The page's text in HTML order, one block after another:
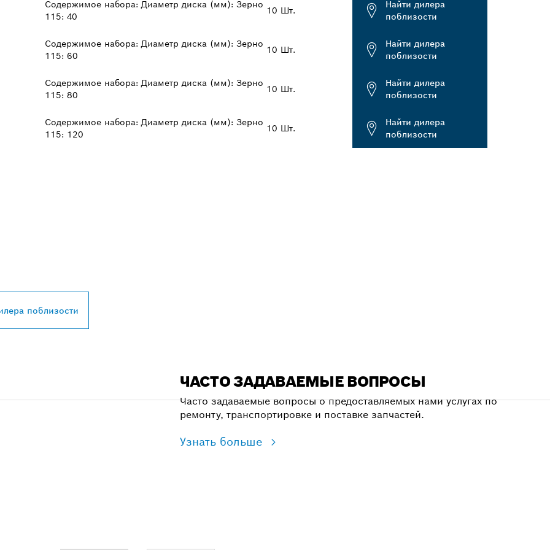
Содержимое набора: Диаметр диска (мм): Зерно
115: 40
10 Шт.
Найти дилера
поблизости
Содержимое набора: Диаметр диска (мм): Зерно
115: 60
10 Шт.
Найти дилера
поблизости
Содержимое набора: Диаметр диска (мм): Зерно
115: 80
10 Шт.
Найти дилера
поблизости
Содержимое набора: Диаметр диска (мм): Зерно
115: 120
10 Шт.
Найти дилера
поблизости
поблизости
ЧАСТО ЗАДАВАЕМЫЕ ВОПРОСЫ
Часто задаваемые вопросы о предоставляемых нами услугах по
ремонту, транспортировке и поставке запчастей.
Узнать больше